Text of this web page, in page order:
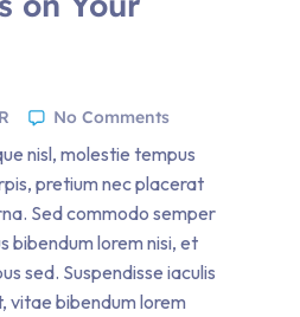
No Comments
nisl, molestie tempus
pretium nec placerat
Sed commodo semper
bibendum lorem nisi, et
sed. Suspendisse iaculis
vitae bibendum lorem